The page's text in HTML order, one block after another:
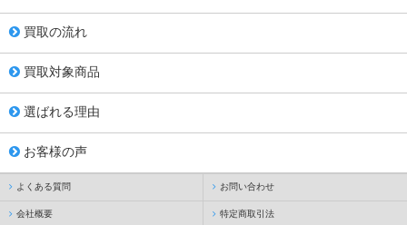
買取の流れ
買取対象商品
選ばれる理由
お客様の声
よくある質問 お問い合わせ
会社概要 特定商取引法